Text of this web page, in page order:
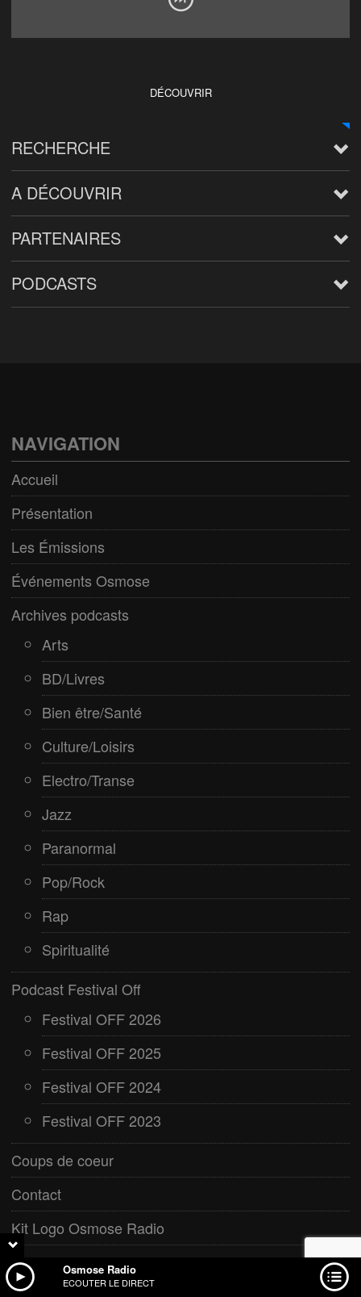
DÉCOUVRIR
RECHERCHE
A DÉCOUVRIR
PARTENAIRES
PODCASTS
Culture/Loisirs
Electro/Transe
Paranormal
Pop/Rock
Rap
Spiritualité
NAVIGATION
Accueil
Présentation
Les Émissions
Événements Osmose
Archives podcasts
Arts
BD/Livres
Bien être/Santé
Culture/Loisirs
Electro/Transe
Jazz
Paranormal
Pop/Rock
Rap
Spiritualité
Podcast Festival Off
Festival OFF 2026
Festival OFF 2025
Festival OFF 2024
Festival OFF 2023
Coups de coeur
Contact
Kit Logo Osmose Radio
Agenda Bien-être
Osmose Radio
ECOUTER LE DIRECT